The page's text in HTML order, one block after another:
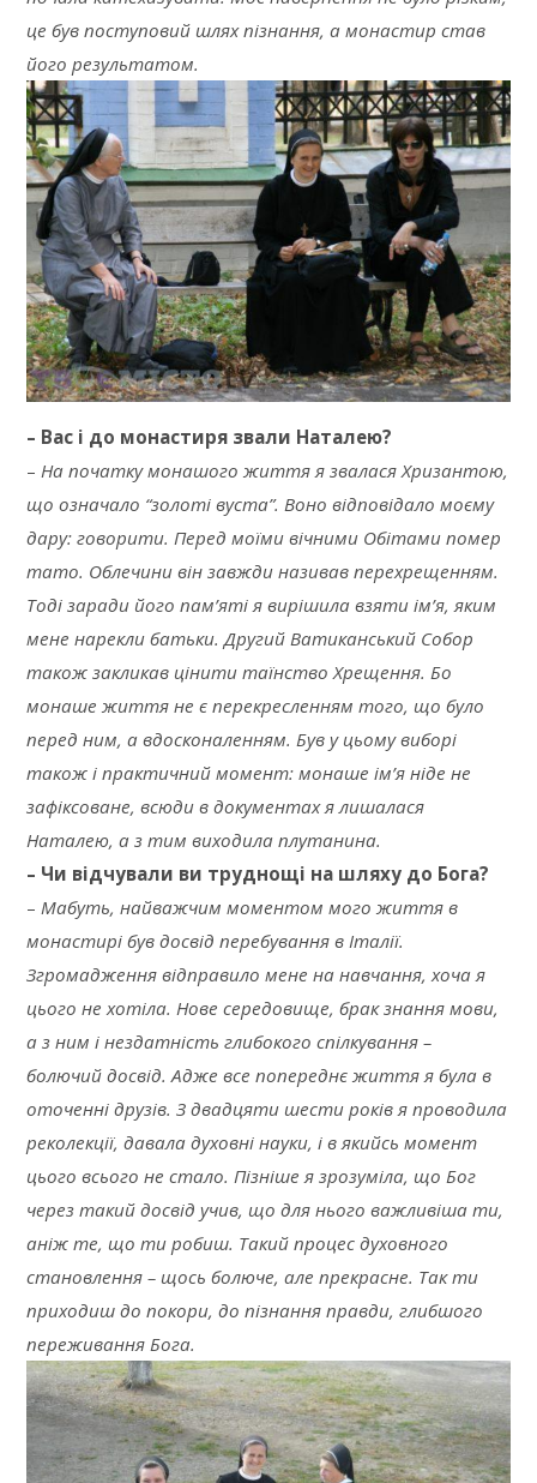
це був поступовий шлях пізнання, а монастир став
його результатом.
– Вас і до монастиря звали Наталею?
–На початку монашого життя я звалася Хризантою,
що означало “золоті вуста”. Воно відповідало моєму
дару: говорити. Перед моїми вічними Обітами помер
тато. Облечини він завжди називав перехрещенням.
Тоді заради його пам’яті я вирішила взяти ім’я, яким
мене нарекли батьки. Другий Ватиканський Собор
також закликав цінити таїнство Хрещення. Бо
монаше життя не є перекресленням того, що було
перед ним, а вдосконаленням. Був у цьому виборі
також і практичний момент: монаше ім’я ніде не
зафіксоване, всюди в документах я лишалася
Наталею, а з тим виходила плутанина.
– Чи відчували ви труднощі на шляху до Бога?
–Мабуть, найважчим моментом мого життя в
монастирі був досвід перебування в Італії.
Згромадження відправило мене на навчання, хоча я
цього не хотіла. Нове середовище, брак знання мови,
а з ним і нездатність глибокого спілкування –
болючий досвід. Адже все попереднє життя я була в
оточенні друзів. З двадцяти шести років я проводила
реколекції, давала духовні науки, і в якийсь момент
цього всього не стало. Пізніше я зрозуміла, що Бог
через такий досвід учив, що для нього важливіша ти,
аніж те, що ти робиш. Такий процес духовного
становлення – щось болюче, але прекрасне. Так ти
приходиш до покори, до пізнання правди, глибшого
переживання Бога.